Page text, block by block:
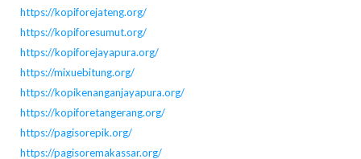
https://kopiforejateng.org/
https://kopiforesumut.org/
https://kopiforejayapura.org/
https://mixuebitung.org/
https://kopikenanganjayapura.org/
https://kopiforetangerang.org/
https://pagisorepik.org/
https://pagisoremakassar.org/